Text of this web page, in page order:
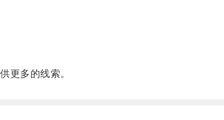
更多的线索。